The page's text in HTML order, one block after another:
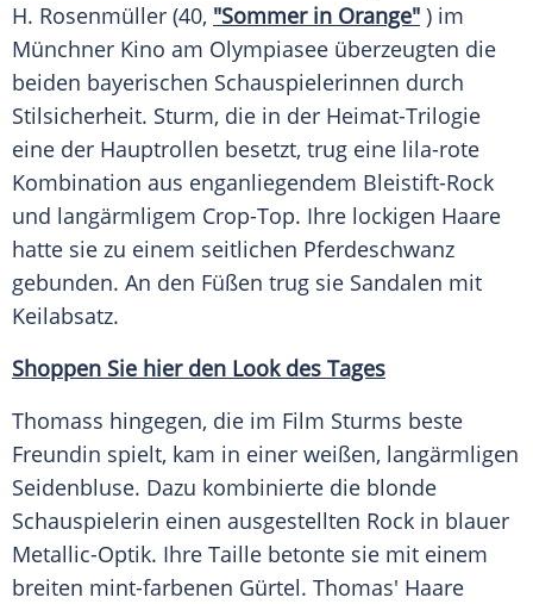
H. Rosenmüller (40, "Sommer in Orange" ) im
Münchner Kino am Olympiasee überzeugten die
beiden bayerischen Schauspielerinnen durch
Stilsicherheit. Sturm, die in der Heimat-Trilogie
eine der Hauptrollen besetzt, trug eine lila-rote
Kombination aus enganliegendem Bleistift-Rock
und langärmligem Crop-Top. Ihre lockigen Haare
hatte sie zu einem seitlichen Pferdeschwanz
gebunden. An den Füßen trug sie Sandalen mit
Keilabsatz.
Shoppen Sie hier den Look des Tages
Thomass hingegen, die im Film Sturms beste
Freundin spielt, kam in einer weißen, langärmligen
Seidenbluse. Dazu kombinierte die blonde
Schauspielerin einen ausgestellten Rock in blauer
Metallic-Optik. Ihre Taille betonte sie mit einem
breiten mint-farbenen Gürtel. Thomas' Haare